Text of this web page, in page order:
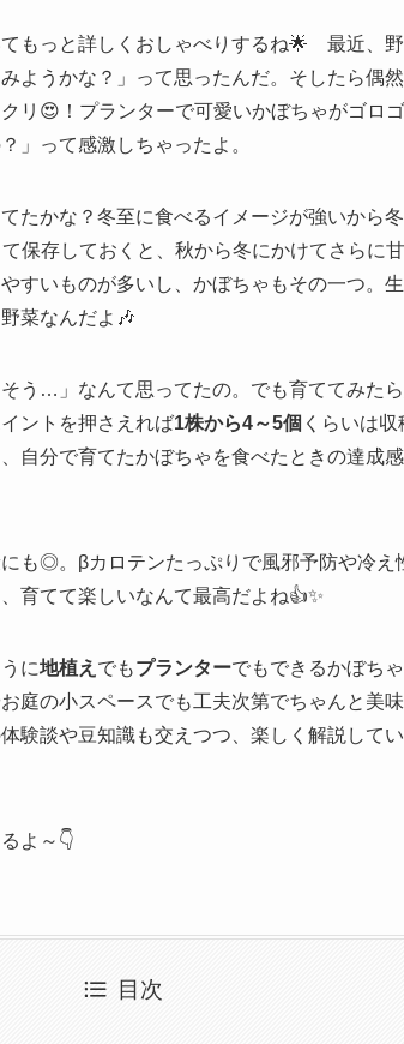
もっと詳しくおしゃべりするね🌟 最近、
ようかな？」って思ったんだ。そしたら偶
リ😍！プランターで可愛いかぼちゃがゴロ
」って感激しちゃったよ。
たかな？冬至に食べるイメージが強いから
保存しておくと、秋から冬にかけてさらに
すいものが多いし、かぼちゃもその一つ。
菜なんだよ🎶
う…」なんて思ってたの。でも育ててみた
ントを押さえれば1株から4～5個 くらいは
自分で育てたかぼちゃを食べたときの達成
も◎。βカロテンたっぷりで風邪予防や冷え
育てて楽しいなんて最高だよね👍✨
に地植え でもプランターでもできるかぼち
庭の小スペースでも工夫次第でちゃんと美
験談や豆知識も交えつつ、楽しく解説して
よ～👇
目次